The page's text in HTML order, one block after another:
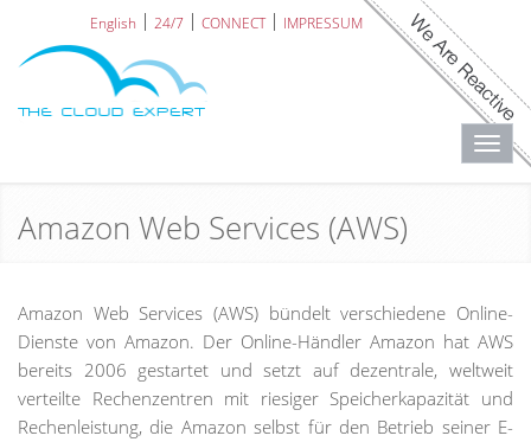
English 24/7 CONNECT IMPRESSUM
Amazon Web Services (AWS)
Amazon Web Services (AWS) bündelt verschiedene Online-
Dienste von Amazon. Der Online-Händler Amazon hat AWS
bereits 2006 gestartet und setzt auf dezentrale, weltweit
verteilte Rechenzentren mit riesiger Speicherkapazität und
Rechenleistung, die Amazon selbst für den Betrieb seiner E-